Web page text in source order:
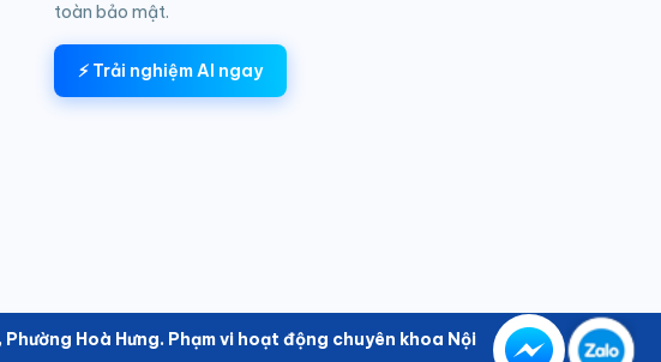
toàn bảo mật.
⚡ Trải nghiệm AI ngay
Hoà Hưng. Phạm vi hoạt động chuyên khoa Nội